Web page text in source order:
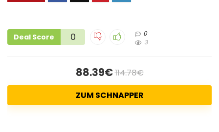
Deal Score 0
0
3
88.39€114.78€
ZUM SCHNAPPER